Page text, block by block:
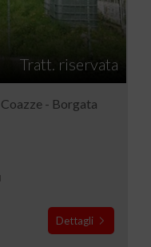
Tratt. riservata
- Borgata
Dettagli